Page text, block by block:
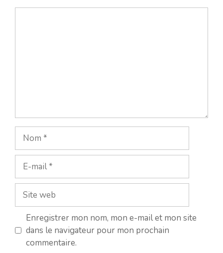
Nom
mail
Site
web
Enregistrer mon nom, mon e-mail et mon site
dans le navigateur pour mon prochain
commentaire.